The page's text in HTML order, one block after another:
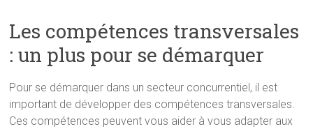
Les compétences transversales
: un plus pour se démarquer
Pour se démarquer dans un secteur concurrentiel, il est
important de développer des compétences transversales.
Ces compétences peuvent vous aider à vous adapter aux